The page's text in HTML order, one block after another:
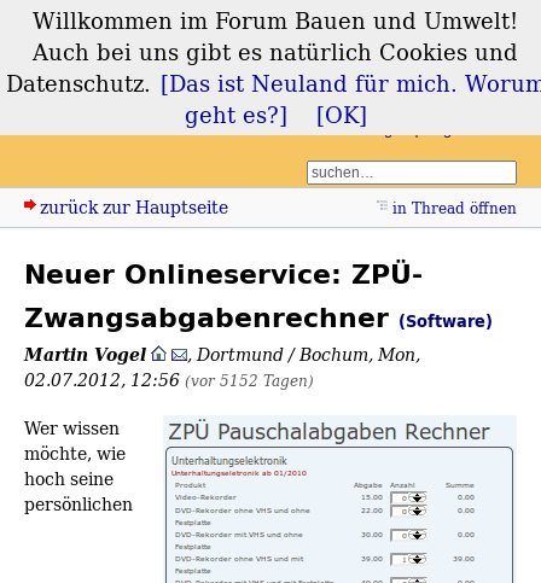
Forum Bauen und
Umwelt
zurück zur Hauptseite in Thread öffnen
Neuer Onlineservice: ZPÜ-
Zwangsabgabenrechner (Software)
Martin Vogel ,Dortmund / Bochum,Mon,
02.07.2012, 12:56 (vor 5152 Tagen)
Wer wissen
möchte, wie
hoch seine
persönlichen
Willkommen im Forum Bauen und Umwelt!
Auch bei uns gibt es natürlich Cookies und
Datenschutz. [Das ist Neuland für mich.
geht es?]
[OK]